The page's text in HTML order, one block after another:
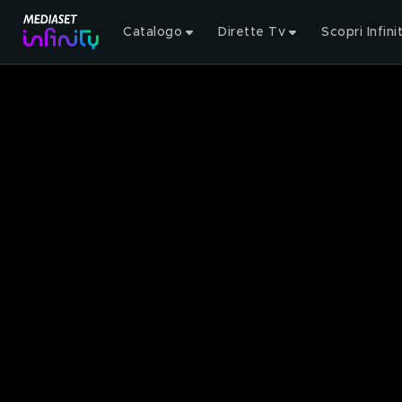
Catalogo Dirette Tv Scopri